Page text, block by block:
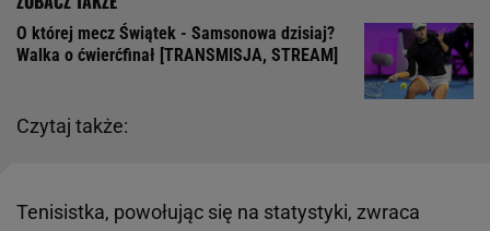
Czytaj także:
O której mecz Świątek - Samsonowa dzisiaj?
Walka o ćwierćfinał [TRANSMISJA, STREAM]
Tenisistka, powołując się na statystyki, zwraca